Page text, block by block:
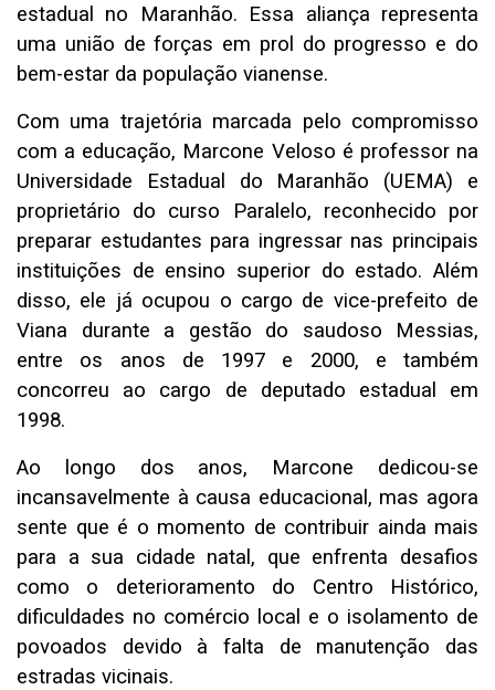
estadual no Maranhão. Essa aliança representa
uma união de forças em prol do progresso e do
bem-estar da população vianense.
Com uma trajetória marcada pelo compromisso
com a educação, Marcone Veloso é professor na
Universidade Estadual do Maranhão (UEMA) e
proprietário do curso Paralelo, reconhecido por
preparar estudantes para ingressar nas principais
instituições de ensino superior do estado. Além
disso, ele já ocupou o cargo de vice-prefeito de
Viana durante a gestão do saudoso Messias,
entre os anos de 1997 e 2000, e também
concorreu ao cargo de deputado estadual em
1998.
Ao longo dos anos, Marcone dedicou-se
incansavelmente à causa educacional, mas agora
sente que é o momento de contribuir ainda mais
para a sua cidade natal, que enfrenta desafios
como o deterioramento do Centro Histórico,
dificuldades no comércio local e o isolamento de
povoados devido à falta de manutenção das
estradas vicinais.